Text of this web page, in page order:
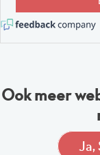
Ook meer
Ja,